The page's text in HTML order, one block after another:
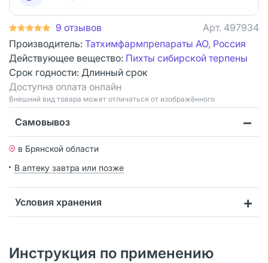
9 отзывов Арт. 497934
Производитель: Татхимфармпрепараты АО, Россия
Действующее вещество: Пихты сибирской терпены
Срок годности: Длинный срок
Доступна оплата онлайн
Bнешний вид товара может отличаться от изображённого
Самовывоз
в Брянской области
В аптеку завтра или позже
Условия хранения
Инструкция по применению